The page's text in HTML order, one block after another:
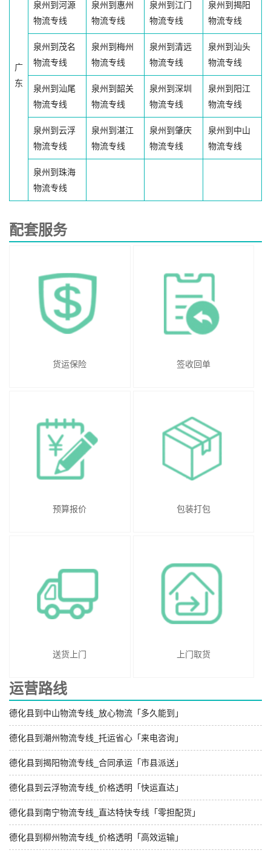
广
东
泉州到河源
物流专线
泉州到惠州
物流专线
泉州到江门
物流专线
泉州到揭阳
物流专线
泉州到茂名
物流专线
泉州到梅州
物流专线
泉州到清远
物流专线
泉州到汕头
物流专线
泉州到汕尾
物流专线
泉州到韶关
物流专线
泉州到深圳
物流专线
泉州到阳江
物流专线
泉州到云浮
物流专线
泉州到湛江
物流专线
泉州到肇庆
物流专线
泉州到中山
物流专线
泉州到珠海
物流专线
配套服务
货运保险 签收回单
预算报价 包装打包
送货上门 上门取货
运营路线
德化县到中山物流专线_放心物流「多久能到」
德化县到潮州物流专线_托运省心「来电咨询」
德化县到揭阳物流专线_合同承运「市县派送」
德化县到云浮物流专线_价格透明「快运直达」
德化县到南宁物流专线_直达特快专线「零担配货」
德化县到柳州物流专线_价格透明「高效运输」